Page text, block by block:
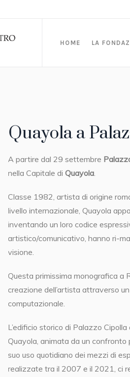
HOME LA
Quayola a
A partire dal 29 settembre
nella Capitale diQuayola.
Classe 1982, artista di origine
livello internazionale, Quayola
inventando un loro codice
artistico/comunicativo, hanno ri-
visione.
Questa primissima monografica a
creazione dell’artista attraverso
computazionale.
L’edificio storico di Palazzo
Quayola, animata da un confronto
suo uso quotidiano dei mezzi di
realizzate tra il 2007 e il 2021, ci